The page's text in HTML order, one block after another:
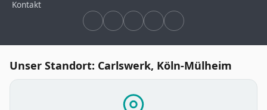
Kontakt
Unser Standort: Carlswerk, Köln-Mülheim